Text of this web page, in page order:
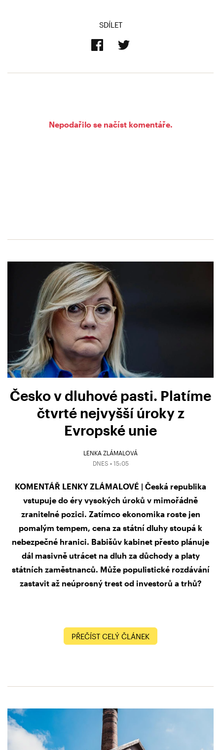
SDÍLET
Nepodařilo se načíst komentáře.
Česko v dluhové pasti. Platíme
čtvrté nejvyšší úroky z
Evropské unie
LENKA ZLÁMALOVÁ
DNES • 15:05
KOMENTÁŘ LENKY ZLÁMALOVÉ | Česká republika
vstupuje do éry vysokých úroků v mimořádně
zranitelné pozici. Zatímco ekonomika roste jen
pomalým tempem, cena za státní dluhy stoupá k
nebezpečné hranici. Babišův kabinet přesto plánuje
dál masivně utrácet na dluh za důchody a platy
státních zaměstnanců. Může populistické rozdávání
zastavit až neúprosný trest od investorů a trhů?
PŘEČÍST CELÝ ČLÁNEK